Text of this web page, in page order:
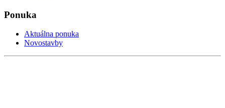
Ponuka
Aktuálna ponuka
Novostavby